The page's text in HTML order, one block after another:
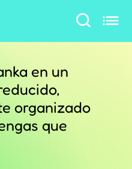
en un
organizado
que